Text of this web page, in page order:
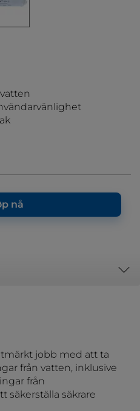
nå
jobb med att ta
från vatten, inklusive
från
säkerställa säkrare